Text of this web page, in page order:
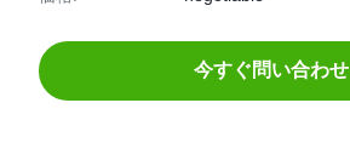
今すぐ問い合わせ